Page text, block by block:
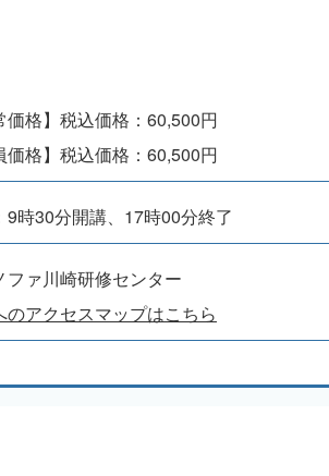
価格】税込価格：60,500円
価格】税込価格：60,500円
9時30分開講、17時00分終了
ファ川崎研修センター
のアクセスマップはこちら